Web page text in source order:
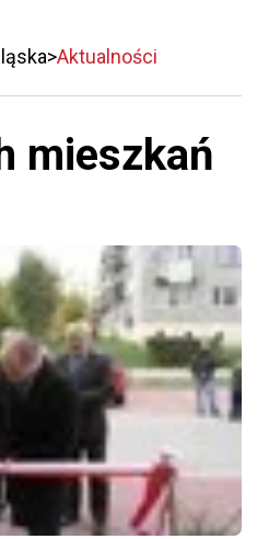
Aktualności
mieszkań